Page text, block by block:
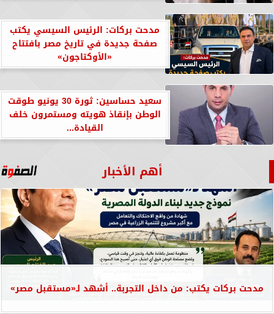
مدحت بركات: الرئيس السيسي يكتب
صفحة جديدة في تاريخ مصر بافتتاح
«الأوكتاجون»
سعيد حساسين: ثورة 30 يونيو طوقت
الوطن بإنقاذ هويته ومستمرون خلف
القيادة...
أهم الأخبار
مدحت بركات يكتب: من داخل التجربة.. أشهد لـ«مستقبل مصر»